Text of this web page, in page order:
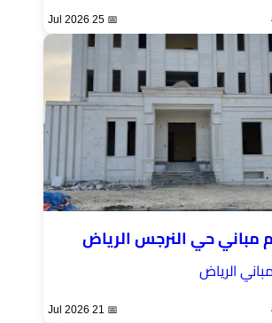
📅 25 Jul 2026
مباني حي النرجس الرياض
الرياض
📅 21 Jul 2026